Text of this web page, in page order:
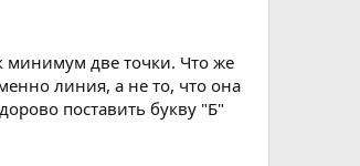
минимум две точки. Что же
линия, а не то, что она
поставить букву "Б"